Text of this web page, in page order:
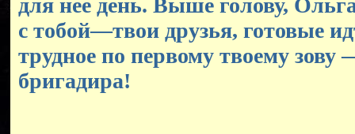
для нее день. Выше голову,
с тобой—твои друзья, готовые
трудное по первому твоему зову
бригадира!